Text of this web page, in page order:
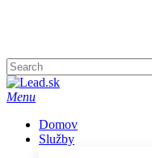
content
Close
Search
Menu
Domov
Služby